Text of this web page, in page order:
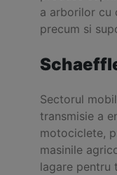
a arborilor cu
precum si
Sectorul
transmisie a
motociclete,
masinile
lagare pentru